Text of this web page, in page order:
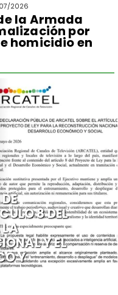
2026
la Armada
por
homicidio en
8 DEL
LA
Y EL
Y